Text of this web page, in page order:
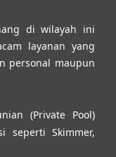
di wilayah ini
layanan yang
personal maupun
(Private Pool)
seperti Skimmer,